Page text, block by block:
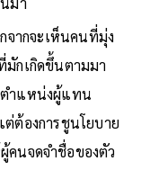
จากจะเห็นคนที่มุ่ง
มักเกิดขึ้นตามมา
ตำแหน่งผู้แทน
ต้องการชูนโยบาย
คนจดจำชื่อของตัว